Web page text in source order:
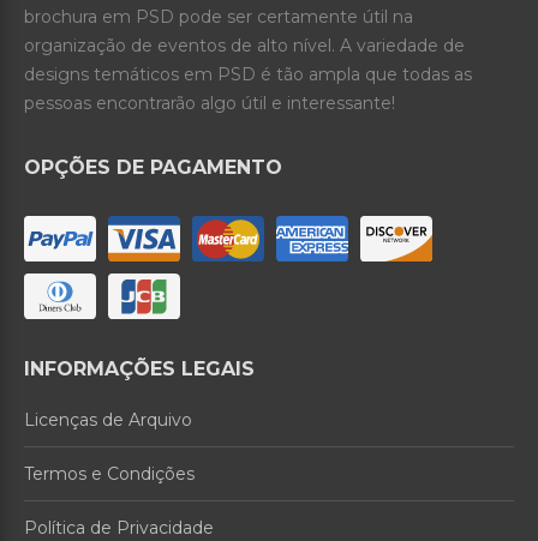
brochura em PSD pode ser certamente útil na
organização de eventos de alto nível. A variedade de
designs temáticos em PSD é tão ampla que todas as
pessoas encontrarão algo útil e interessante!
OPÇÕES DE PAGAMENTO
INFORMAÇÕES LEGAIS
Licenças de Arquivo
Termos e Condições
Política de Privacidade